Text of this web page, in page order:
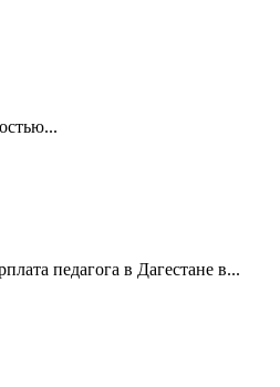
педагога в Дагестане в...